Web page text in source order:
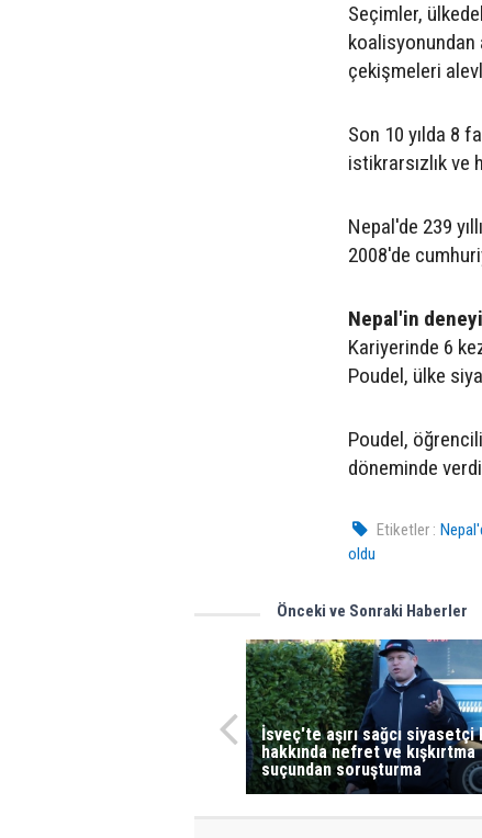
Seçimler,
koalisyonundan
çekişmeleri
Son 10 yılda 8
istikrarsızlık
Nepal'de 239
2008'de
Nepal'in
Kariyerinde 6
Poudel, ülke
Poudel,
döneminde
Etiketler :
oldu
Önceki ve Sonraki Haberler
İsveç'te aşırı sağcı siyasetçi
hakkında nefret ve kışkırtma
suçundan soruşturma